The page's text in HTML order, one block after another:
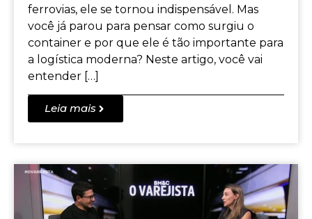
ferrovias, ele se tornou indispensável. Mas
você já parou para pensar como surgiu o
container e por que ele é tão importante para
a logística moderna? Neste artigo, você vai
entender […]
Leia mais